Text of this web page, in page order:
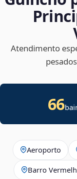
Atendimento
66
Aeroporto
Barro